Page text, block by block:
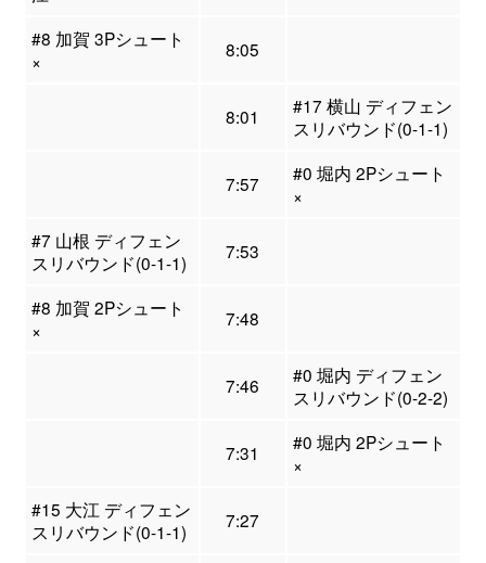
#8 加賀 3Pシュート
×
8:05
8:01
#17 横山 ディフェン
スリバウンド(0-1-1)
7:57
#0 堀内 2Pシュート
×
#7 山根 ディフェン
スリバウンド(0-1-1)
7:53
#8 加賀 2Pシュート
×
7:48
7:46
#0 堀内 ディフェン
スリバウンド(0-2-2)
7:31
#0 堀内 2Pシュート
×
#15 大江 ディフェン
スリバウンド(0-1-1)
7:27